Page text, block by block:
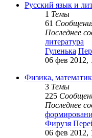
Русский язык и
1 Темы
61
Последнее
литература
Гуленька
06 фев 2012,
Физика,
3 Темы
225
Последнее
Фирузя
06 фев 2012,